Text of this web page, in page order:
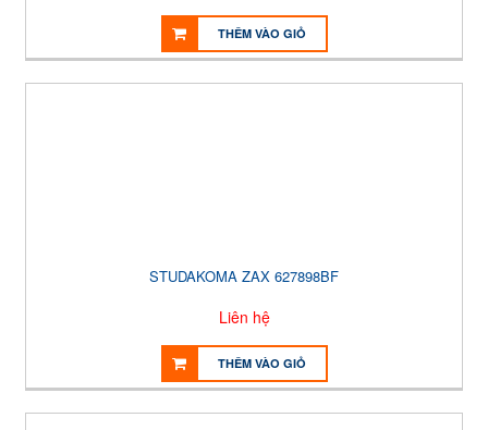
THÊM VÀO GIỎ
STUDAKOMA ZAX 627898BF
Liên hệ
THÊM VÀO GIỎ